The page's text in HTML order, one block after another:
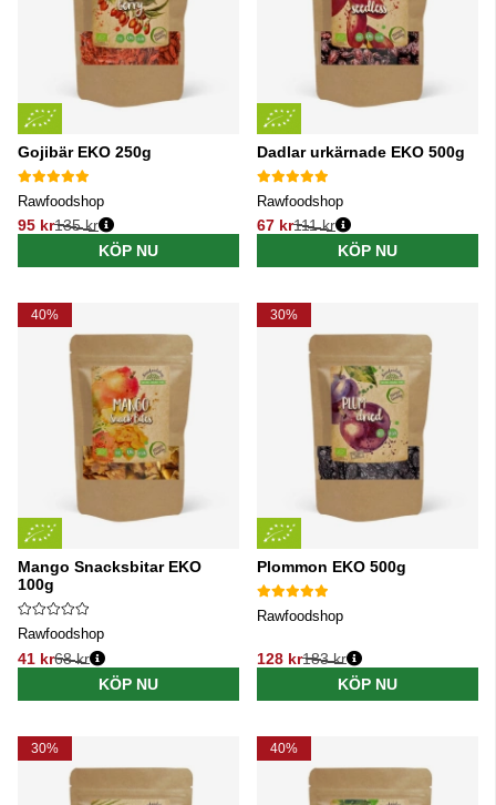
Gojibär EKO 250g
Rawfoodshop
95 kr
Ordinarie pris:
135 kr
KÖP NU
Dadlar urkärnade EKO 500g
Rawfoodshop
67 kr
Ordinarie pris:
111 kr
KÖP NU
40%
Mango Snacksbitar EKO
100g
Rawfoodshop
41 kr
Ordinarie pris:
68 kr
KÖP NU
30%
Plommon EKO 500g
Rawfoodshop
128 kr
Ordinarie pris:
183 kr
KÖP NU
30% 40%